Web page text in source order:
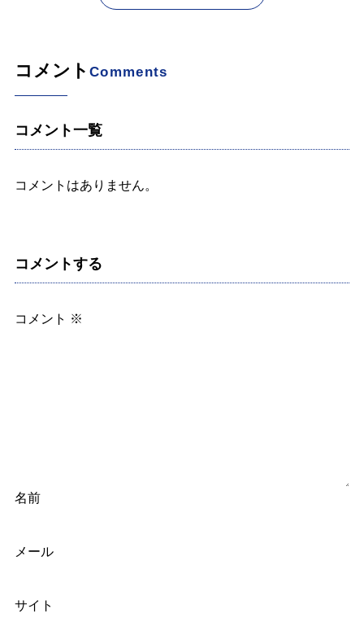
コメント Comments
コメント一覧
コメントはありません。
コメントする
コメント ※
名前
メール
サイト